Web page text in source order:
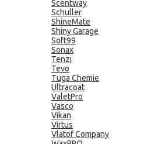
Scentway
Schuller
ShineMate
Shiny Garage
Soft99
Sonax
Tenzi
Tevo
Tuga Chemie
Ultracoat
ValetPro
Vasco
Vikan
Virtus
Vlatof Company